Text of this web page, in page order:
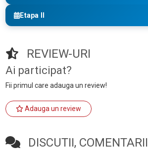
Etapa II
REVIEW-URI
Ai participat?
Fii primul care adauga un review!
Adauga un review
DISCUTII, COMENTARII